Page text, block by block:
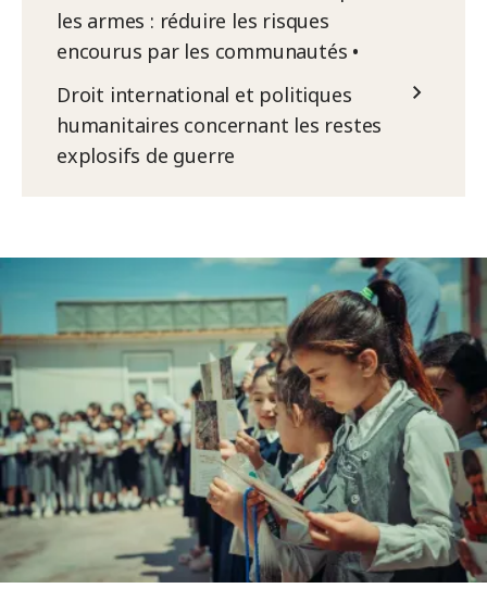
les armes : réduire les risques
encourus par les communautés •
Droit international et politiques
humanitaires concernant les restes
explosifs de guerre